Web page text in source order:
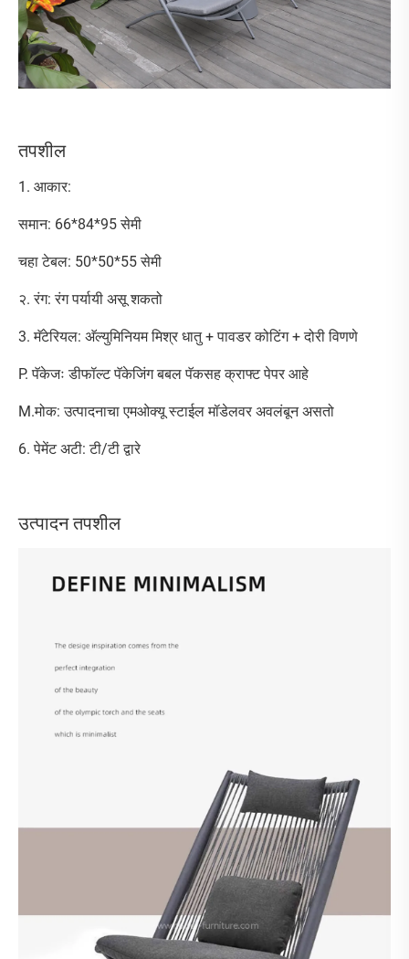
तपशील
1. आकार:
समान: 66*84*95 सेमी
चहा टेबल: 50*50*55 सेमी
२. रंग: रंग पर्यायी असू शकतो
3. मॅटेरियल: अ‍ॅल्युमिनियम मिश्र धातु + पावडर कोटिंग + दोरी विणणे
P. पॅकेजः डीफॉल्ट पॅकेजिंग बबल पॅकसह क्राफ्ट पेपर आहे
M.मोक: उत्पादनाचा एमओक्यू स्टाईल मॉडेलवर अवलंबून असतो
6. पेमेंट अटी: टी/टी द्वारे
उत्पादन तपशील